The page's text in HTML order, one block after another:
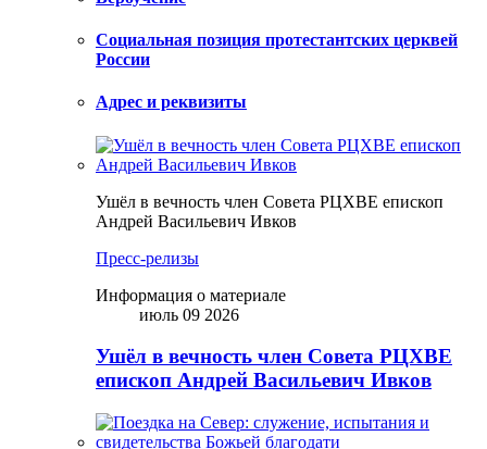
Социальная позиция протестантских церквей
России
Адрес и реквизиты
Ушёл в вечность член Совета РЦХВЕ епископ
Андрей Васильевич Ивков
Пресс-релизы
Информация о материале
июль 09 2026
Ушёл в вечность член Совета РЦХВЕ
епископ Андрей Васильевич Ивков